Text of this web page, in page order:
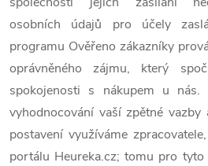
osobních údajů pro účely
programu Ověřeno zákazníky
oprávněného zájmu, který
spokojenosti s nákupem u nás.
vyhodnocování vaší zpětné
postavení využíváme
portálu Heureka.cz; tomu pro